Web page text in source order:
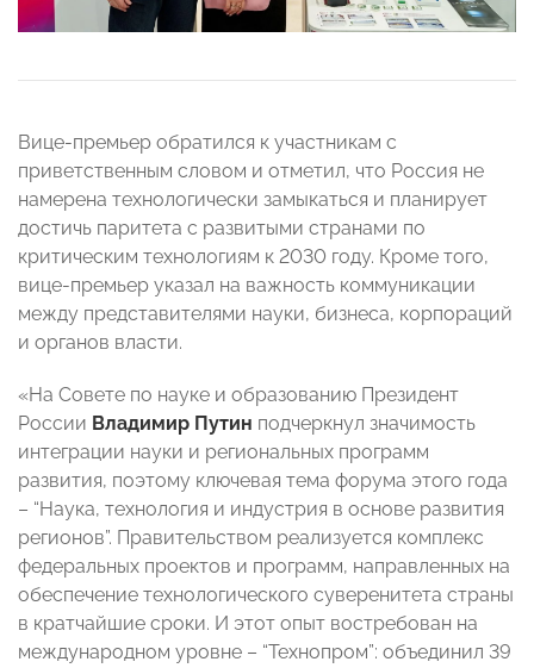
Вице-премьер обратился к участникам с
приветственным словом и отметил, что Россия не
намерена технологически замыкаться и планирует
достичь паритета с развитыми странами по
критическим технологиям к 2030 году. Кроме того,
вице-премьер указал на важность коммуникации
между представителями науки, бизнеса, корпораций
и органов власти.
«На Совете по науке и образованию Президент
России Владимир Путин подчеркнул значимость
интеграции науки и региональных программ
развития, поэтому ключевая тема форума этого года
– “Наука, технология и индустрия в основе развития
регионов”. Правительством реализуется комплекс
федеральных проектов и программ, направленных на
обеспечение технологического суверенитета страны
в кратчайшие сроки. И этот опыт востребован на
международном уровне – “Технопром”: объединил 39